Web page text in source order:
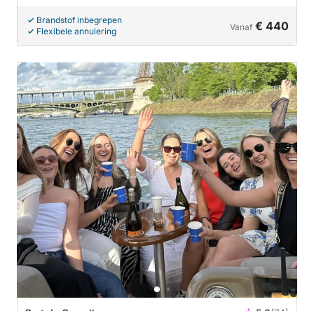
Brandstof inbegrepen
Flexibele annulering
Vanaf € 440